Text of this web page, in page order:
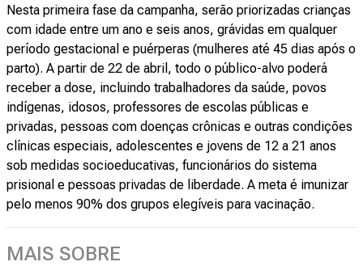
Nesta primeira fase da campanha, serão priorizadas crianças
com idade entre um ano e seis anos, grávidas em qualquer
período gestacional e puérperas (mulheres até 45 dias após o
parto). A partir de 22 de abril, todo o público-alvo poderá
receber a dose, incluindo trabalhadores da saúde, povos
indígenas, idosos, professores de escolas públicas e
privadas, pessoas com doenças crônicas e outras condições
clínicas especiais, adolescentes e jovens de 12 a 21 anos
sob medidas socioeducativas, funcionários do sistema
prisional e pessoas privadas de liberdade. A meta é imunizar
pelo menos 90% dos grupos elegíveis para vacinação.
MAIS SOBRE